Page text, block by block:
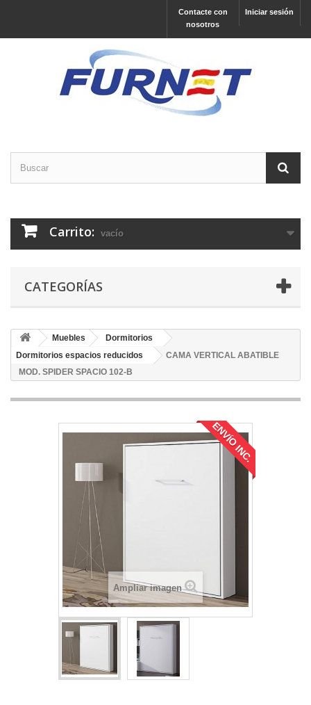
Iniciar sesión
Contacte con
nosotros
Carrito: vacío
CATEGORÍAS
Muebles
Dormitorios
Dormitorios espacios reducidos
CAMA VERTICAL ABATIBLE
MOD. SPIDER SPACIO 102-B
ENVÍO INC.
Ampliar imagen